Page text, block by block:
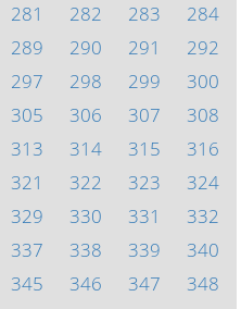
281 282 283
284
289 290 291
292
297 298 299
300
305 306 307
308
313 314 315
316
321 322 323
324
329 330 331
332
337 338 339
340
345 346 347
348